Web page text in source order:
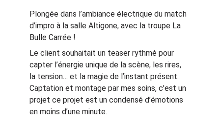
Plongée dans l’ambiance électrique du match
d’impro à la salle Altigone, avec la troupe La
Bulle Carrée !
Le client souhaitait un teaser rythmé pour
capter l’énergie unique de la scène, les rires,
la tension… et la magie de l’instant présent.
Captation et montage par mes soins, c'est un
projet ce projet est un condensé d’émotions
en moins d’une minute.